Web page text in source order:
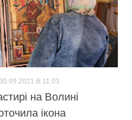
30.09.2021 В 11:03
на Волині
ікона